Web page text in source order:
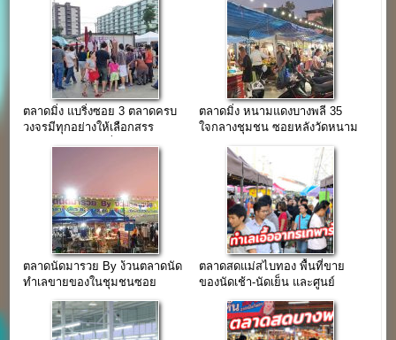
ตลาดมิ่ง แบริ่งซอย 3 ตลาดครบ
วงจรมีทุกอย่างให้เลือกสรร
ตลาดมิ่ง หนามแดงบางพลี 35
ใจกลางชุมชน ซอยหลังวัดหนาม
ตลาดนัดมารวย By ง้วนตลาดนัด
ทำเลขายของในชุมชนซอย
ตลาดสดแม่สไบทอง พื้นที่ขาย
ของนัดเช้า-นัดเย็น และศูนย์